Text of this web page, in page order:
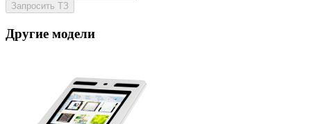
Другие модели